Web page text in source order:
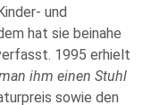
und
hat sie beinahe
1995 erhielt
ihm einen Stuhl
sowie den